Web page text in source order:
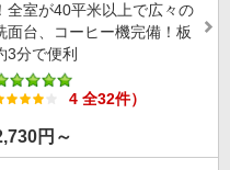
全室が40平米以上で広々の
面台、コーヒー機完備！板
3分で便利
4 全32件）
円～